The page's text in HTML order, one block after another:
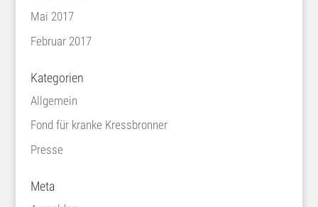
Mai 2017
Februar 2017
Kategorien
Allgemein
Fond für kranke Kressbronner
Presse
Meta